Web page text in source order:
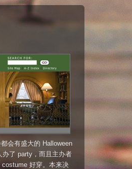
会有盛大的 Halloween
了 party，而且主办者
好穿。本来决